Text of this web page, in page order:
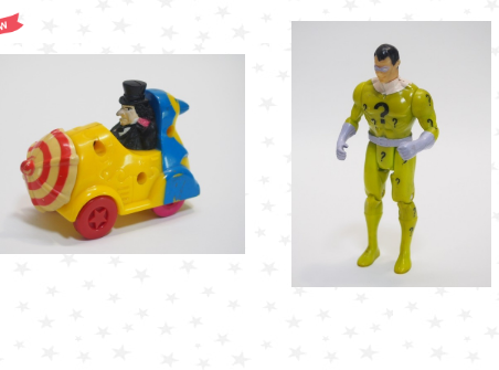
マクドナルド ハッピーミールト
イ【1991】のペンギン・アンブレ
ラ ロト ロードスター
¥500
SOLD OUT
リドラー・Toy Biz 1989 アク
ョンフィギュア
¥800